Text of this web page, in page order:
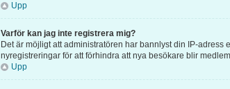
Upp
Varför kan jag inte registrera mig?
Det är möjligt att administratören har bannlyst din IP-
nyregistreringar för att förhindra att nya besökare blir
Upp